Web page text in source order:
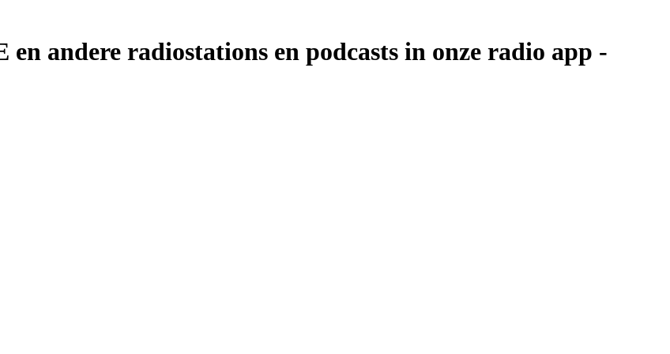
andere radiostations en podcasts in onze radio app -